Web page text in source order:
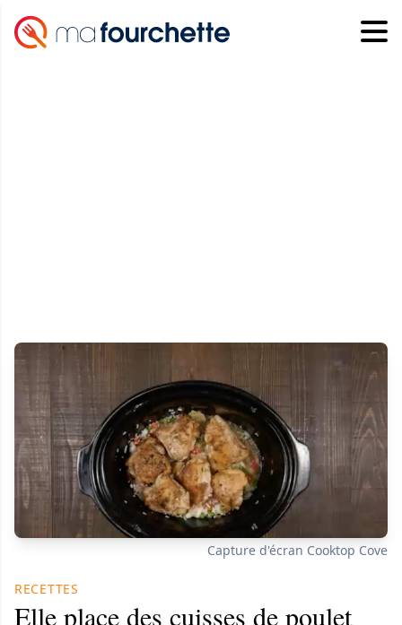
Capture d'écran Cooktop Cove
RECETTES
Elle place des cuisses de poulet